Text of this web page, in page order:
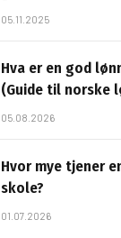
05.11.2025
Hva er en god
(Guide til norske
05.08.2026
Hvor mye tjener
skole?
01.07.2026